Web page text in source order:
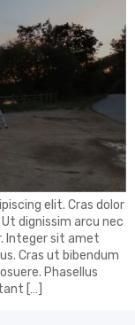
elit. Cras dolor
dignissim arcu nec
Integer sit amet
Cras ut bibendum
Phasellus
[…]